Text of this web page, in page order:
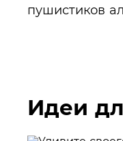
пушистиков
Идеи